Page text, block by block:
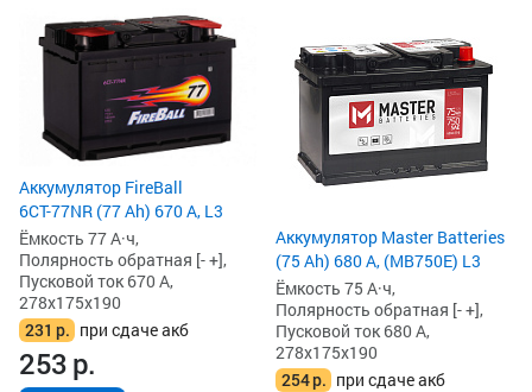
Аккумулятор FireBall
6СТ-77NR (77 Ah) 670 А, L3
Ёмкость 77 А·ч,
Полярность обратная [- +],
Пусковой ток 670 А,
278x175x190
231 р. при сдаче акб
253р.
Аккумулятор Master Batteries
(75 Ah) 680 А, (MB750E) L3
Ёмкость 75 А·ч,
Полярность обратная [- +],
Пусковой ток 680 А,
278x175x190
254р. при сдаче акб